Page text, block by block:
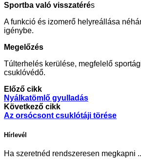
Sportba való visszatérés
A funkció és izomerő helyreállása
igénybe.
Megelőzés
Túlterhelés kerülése, megfelelő
csuklóvédő.
Előző cikk
Nyálkatömlő gyulladás
Következő cikk
Az orsócsont csuklótáji törése
Hírlevél
Ha szeretnéd rendszeresen megkapni